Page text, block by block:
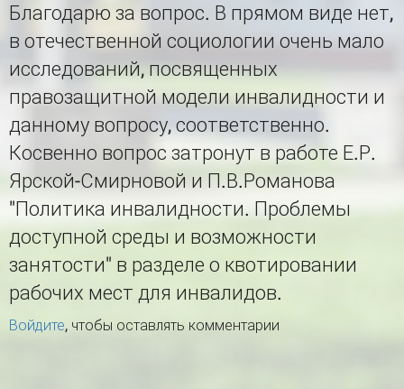
Благодарю за вопрос. В прямом виде нет,
в отечественной социологии очень мало
исследований, посвященных
правозащитной модели инвалидности и
данному вопросу, соответственно.
Косвенно вопрос затронут в работе Е.Р.
Ярской-Смирновой и П.В.Романова
"Политика инвалидности. Проблемы
доступной среды и возможности
занятости" в разделе о квотировании
рабочих мест для инвалидов.
Войдите, чтобы оставлять комментарии